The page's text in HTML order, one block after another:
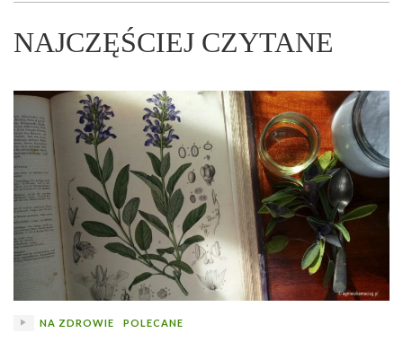
NAJCZĘŚCIEJ CZYTANE
NA ZDROWIE POLECANE